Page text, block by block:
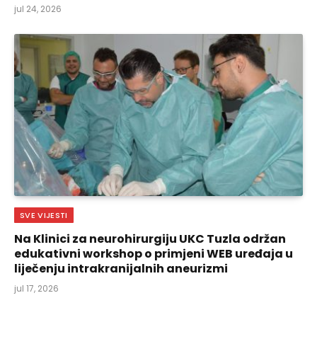
jul 24, 2026
SVE VIJESTI
Na Klinici za neurohirurgiju UKC Tuzla održan
edukativni workshop o primjeni WEB uređaja u
liječenju intrakranijalnih aneurizmi
jul 17, 2026